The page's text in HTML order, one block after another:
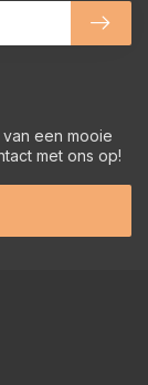
een mooie
met ons op!